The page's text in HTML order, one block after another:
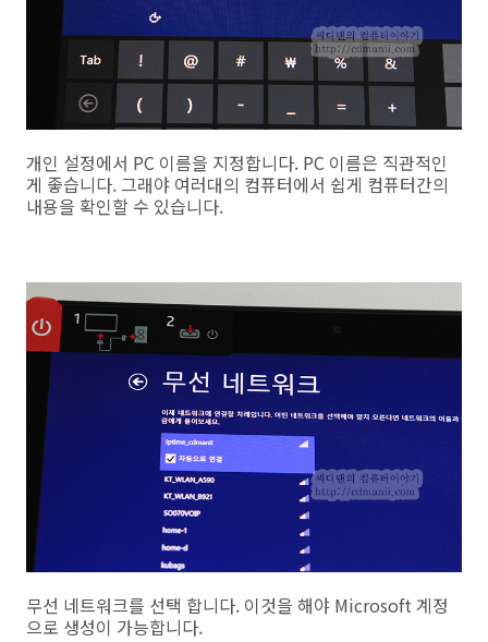
개인 설정에서 PC 이름을 지정합니다. PC 이름은 직관적인
게 좋습니다. 그래야 여러대의 컴퓨터에서 쉽게 컴퓨터간의
내용을 확인할 수 있습니다.
무선 네트워크를 선택 합니다. 이것을 해야 Microsoft 계정
으로 생성이 가능합니다.